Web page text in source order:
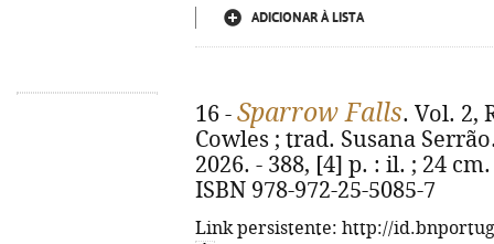
ADICIONAR À LISTA
16 - Sparrow Falls. Vol. 2,
Cowles ; trad. Susana
2026. - 388, [4] p. : il. ; 24
ISBN 978-972-25-5085-7
Link persistente: http://